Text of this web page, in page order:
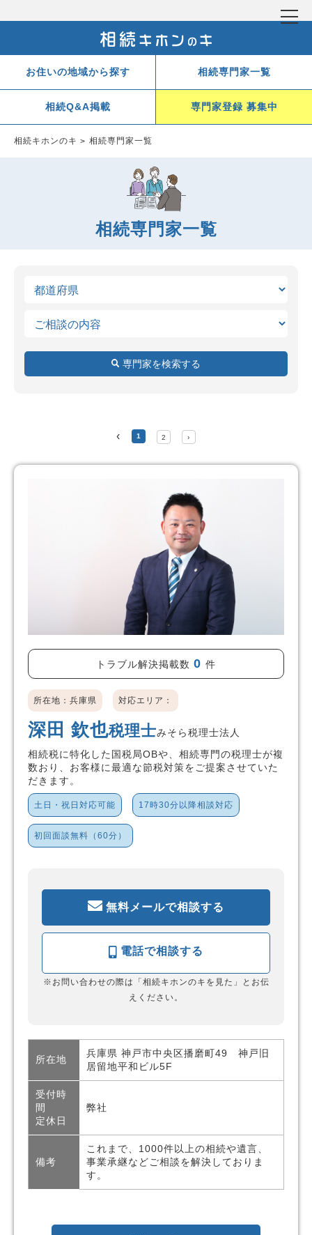
お住いの地域から探す 相続専門家一覧
相続Q&A掲載 専門家登録 募集中
相続キホンのキ 相続専門家一覧
相続専門家一覧
専門家を検索する
‹ 1 2 ›
トラブル解決掲載数 0 件
所在地：兵庫県 対応エリア：
深田 欽也税理士みそら税理士法人
相続税に特化した国税局OBや、相続専門の税理士が複
数おり、お客様に最適な節税対策をご提案させていた
だきます。
土日・祝日対応可能 17時30分以降相談対応
初回面談無料（60分）
無料メールで相談する
電話で相談する
※お問い合わせの際は「相続キホンのキを見た」とお伝
えください。
所在地
兵庫県 神戸市中央区播磨町49 神戸旧
居留地平和ビル5F
受付時
間
定休日
弊社
備考
これまで、1000件以上の相続や遺言、
事業承継などご相談を解決しておりま
す。